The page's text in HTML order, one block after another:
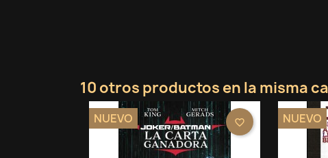
10 otros productos en la misma
NUEVO favorite_border NUEVO